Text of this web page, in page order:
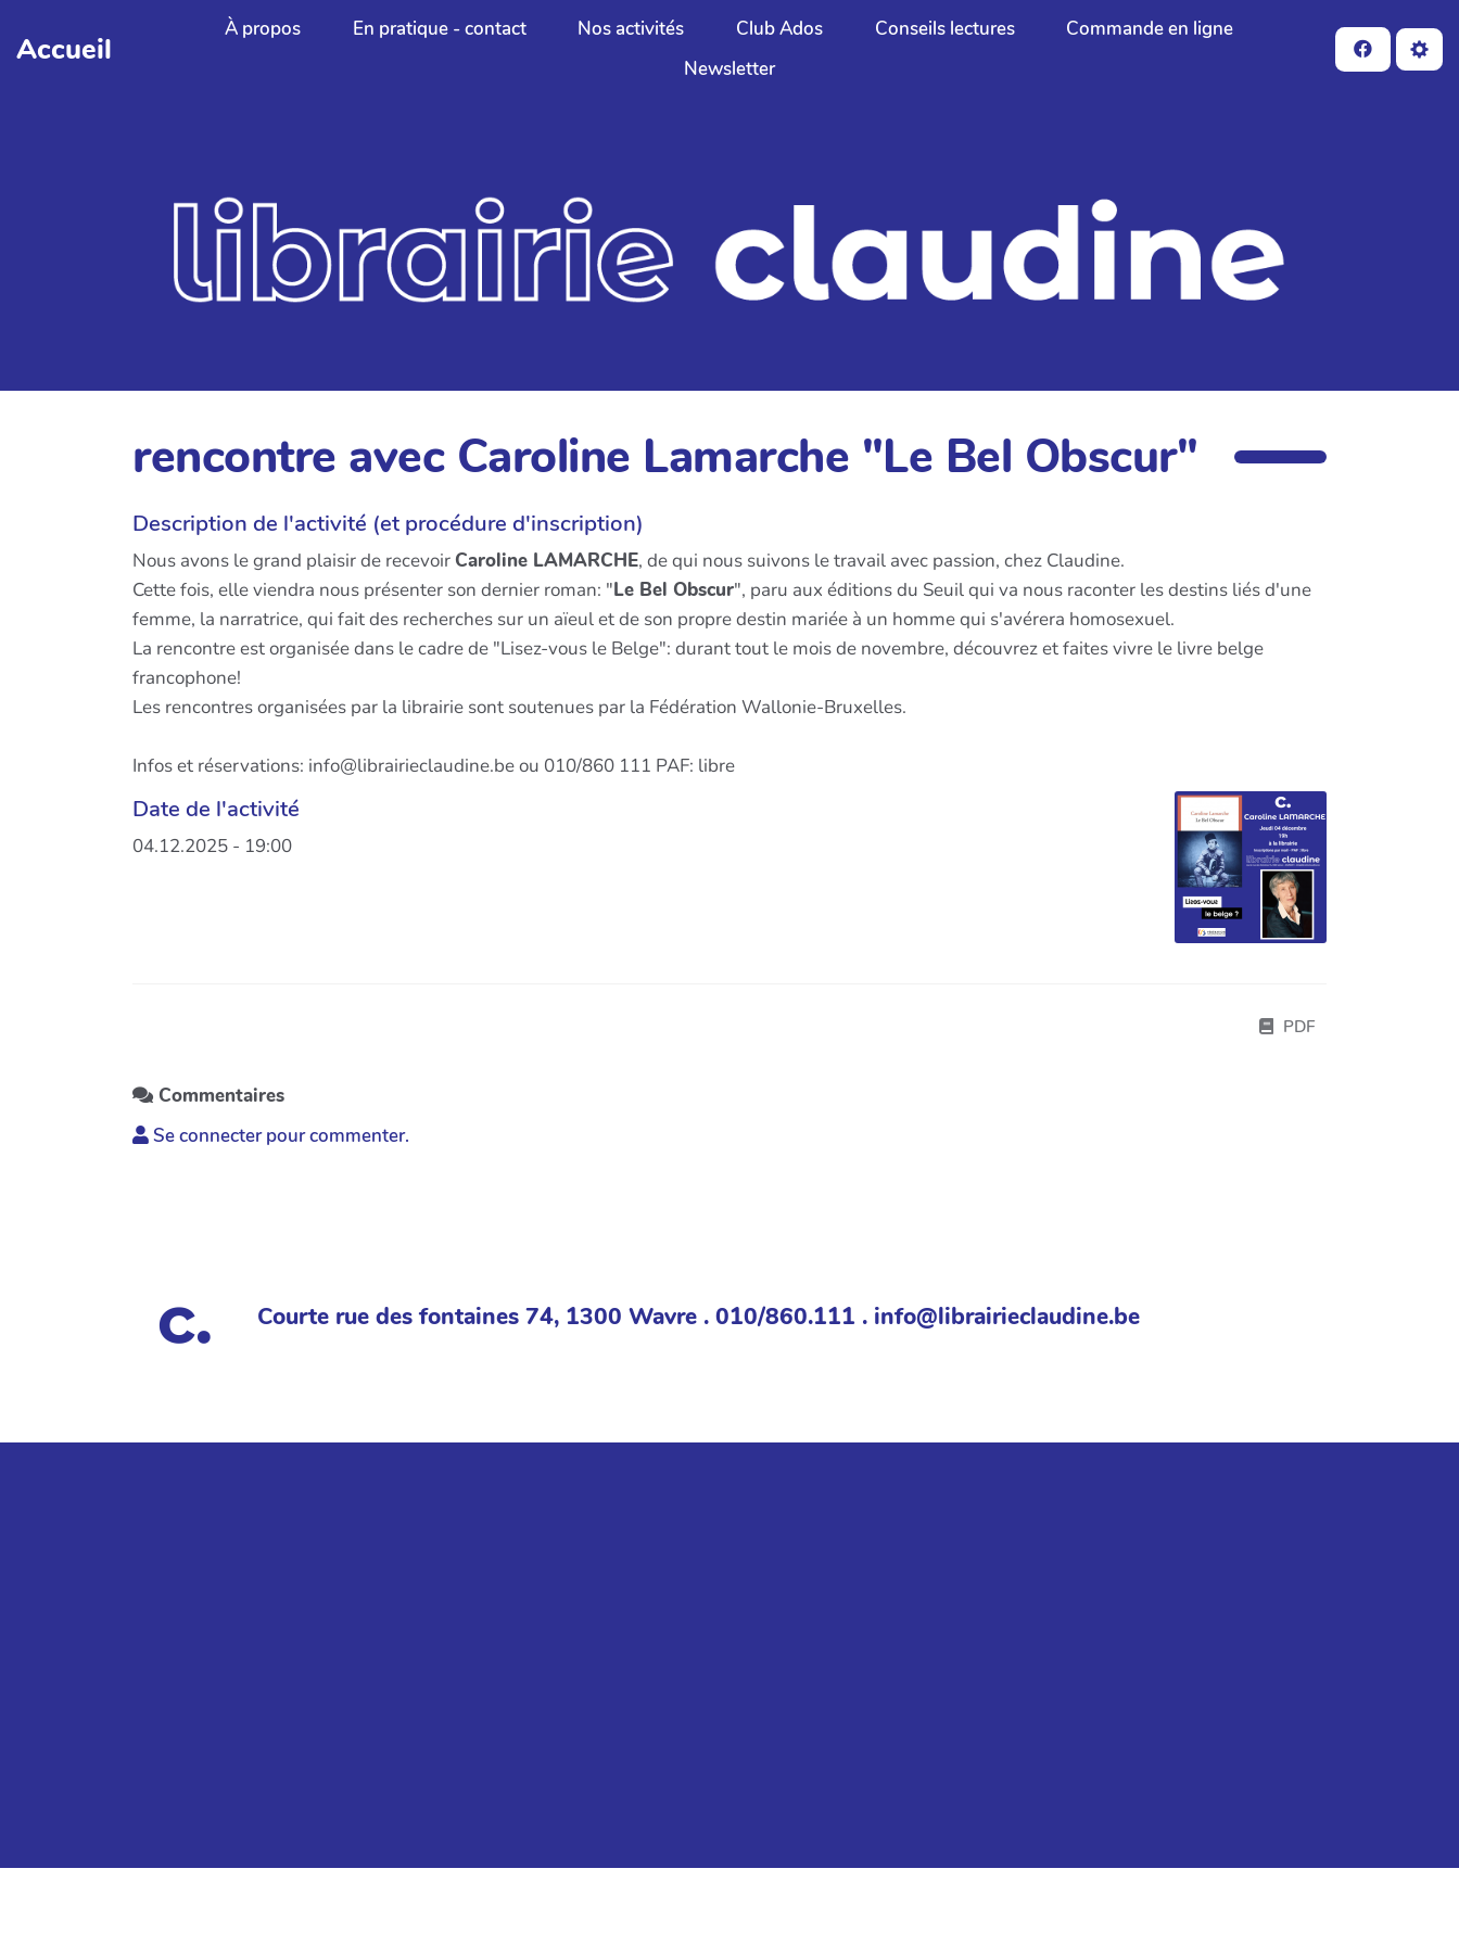
Aller au contenu principal
Accueil
À propos En pratique - contact Nos activités Club Ados Conseils lectures
Commande en ligne
Newsletter
rencontre avec Caroline Lamarche "Le Bel Obscur"
Description de l'activité (et procédure d'inscription)
Nous avons le grand plaisir de recevoirCaroline LAMARCHE, de qui nous suivons le travail avec passion, chez Claudine.
Cette fois, elle viendra nous présenter son dernier roman: "Le Bel Obscur", paru aux éditions du Seuil qui va nous raconter les destins liés d'une
femme, la narratrice, qui fait des recherches sur un aïeul et de son propre destin mariée à un homme qui s'avérera homosexuel.
La rencontre est organisée dans le cadre de "Lisez-vous le Belge": durant tout le mois de novembre, découvrez et faites vivre le livre belge
francophone!
Les rencontres organisées par la librairie sont soutenues par la Fédération Wallonie-Bruxelles.
Infos et réservations: info@librairieclaudine.be ou 010/860 111 PAF: libre
Date de l'activité
04.12.2025 - 19:00
PDF
Commentaires
Se connecter pour commenter.
Courte rue des fontaines 74, 1300 Wavre . 010/860.111 . info@librairieclaudine.be